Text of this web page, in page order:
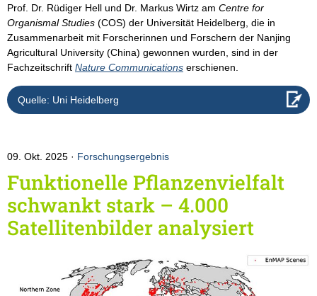
Prof. Dr. Rüdiger Hell und Dr. Markus Wirtz am Centre for
Organismal Studies (COS) der Universität Heidelberg, die in
Zusammenarbeit mit Forscherinnen und Forschern der Nanjing
Agricultural University (China) gewonnen wurden, sind in der
Fachzeitschrift Nature Communications erschienen.
Quelle: Uni Heidelberg
09. Okt. 2025 Forschungsergebnis
Funktionelle Pflanzenvielfalt
schwankt stark – 4.000
Satellitenbilder analysiert